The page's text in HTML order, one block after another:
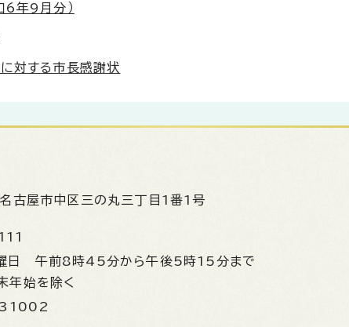
6年9月分）
対する市長感謝状
古屋市中区三の丸三丁目1番1号
日 午前8時45分から午後5時15分まで
年始を除く